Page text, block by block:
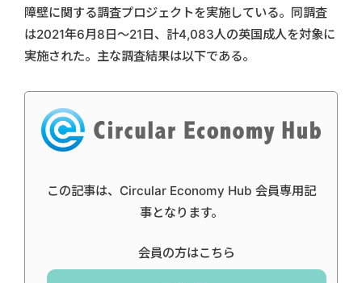
障壁に関する調査プロジェクトを実施している。同調査
は2021年6月8日～21日、計4,083人の英国成人を対象に
実施された。主な調査結果は以下である。
この記事は、Circular Economy Hub 会員専用記
事となります。
会員の方はこちら